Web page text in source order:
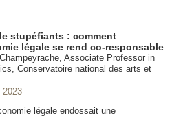
stupéfiants : comment
légale se rend co-responsable
Associate Professor in
Conservatoire national des arts et
2023
légale endossait une